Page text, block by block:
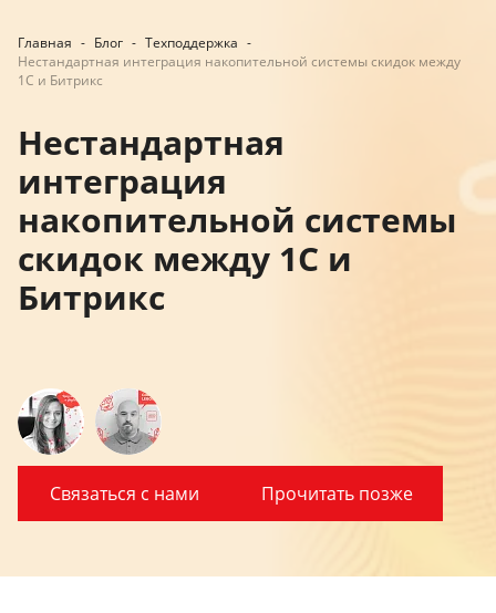
Главная - Блог - Техподдержка -
Нестандартная интеграция накопительной системы скидок между
1С и Битрикс
Нестандартная
интеграция
накопительной системы
скидок между 1С и
Битрикс
Связаться с нами Прочитать позже